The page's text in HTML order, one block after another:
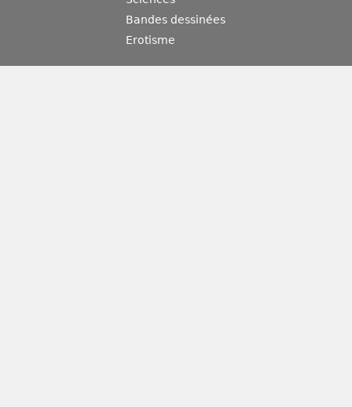
Bandes dessinées
Erotisme